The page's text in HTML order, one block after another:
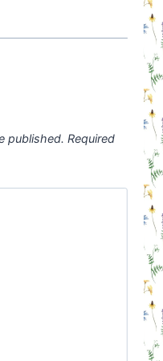
published. Required